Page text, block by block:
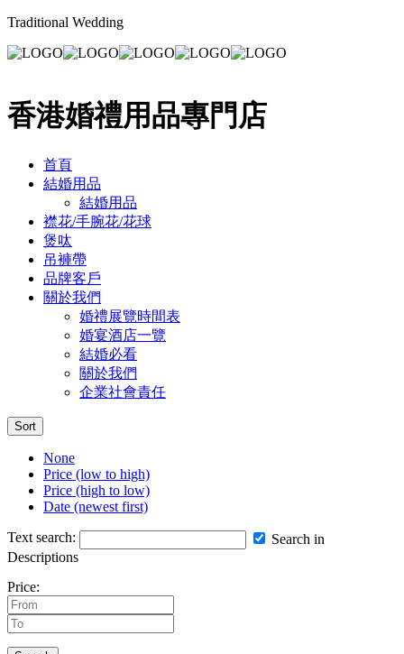
Traditional Wedding
香港婚禮用品專門店
首頁
結婚用品
結婚用品
襟花/手腕花/花球
煲呔
吊褲帶
品牌客戶
關於我們
婚禮展覽時間表
婚宴酒店一覽
結婚必看
關於我們
企業社會責任
Sort
None
Price (low to high)
Price (high to low)
Date (newest first)
Text search:
Search in
Descriptions
Price: